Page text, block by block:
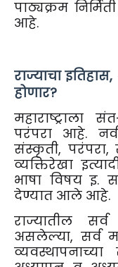
पाठ्यक्रम
आहे.
राज्याचा
होणार?
महाराष्ट्राला
परंपरा आहे.
संस्कृती,
व्यक्तिरेखा
भाषा विषय इ.
देण्यात आले आहे.
राज्यातील
असलेल्या, सर्व